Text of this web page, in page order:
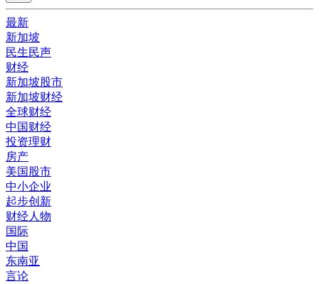
最新
新加坡
民生民声
财经
新加坡股市
新加坡财经
全球财经
中国财经
投资理财
房产
美国股市
中小企业
起步创新
财经人物
国际
中国
东南亚
言论